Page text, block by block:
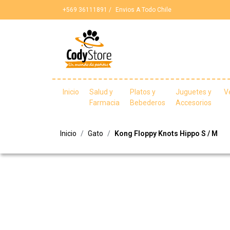
+569 36111891 / Envios A Todo Chile
Inicio
Salud y
Farmacia
Platos y
Bebederos
Juguetes y
Accesorios
Inicio Gato Kong Floppy Knots Hippo S / M